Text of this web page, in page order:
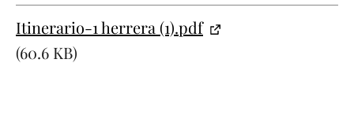
Itinerario-1 herrera (1).pdf
(60.6 KB)